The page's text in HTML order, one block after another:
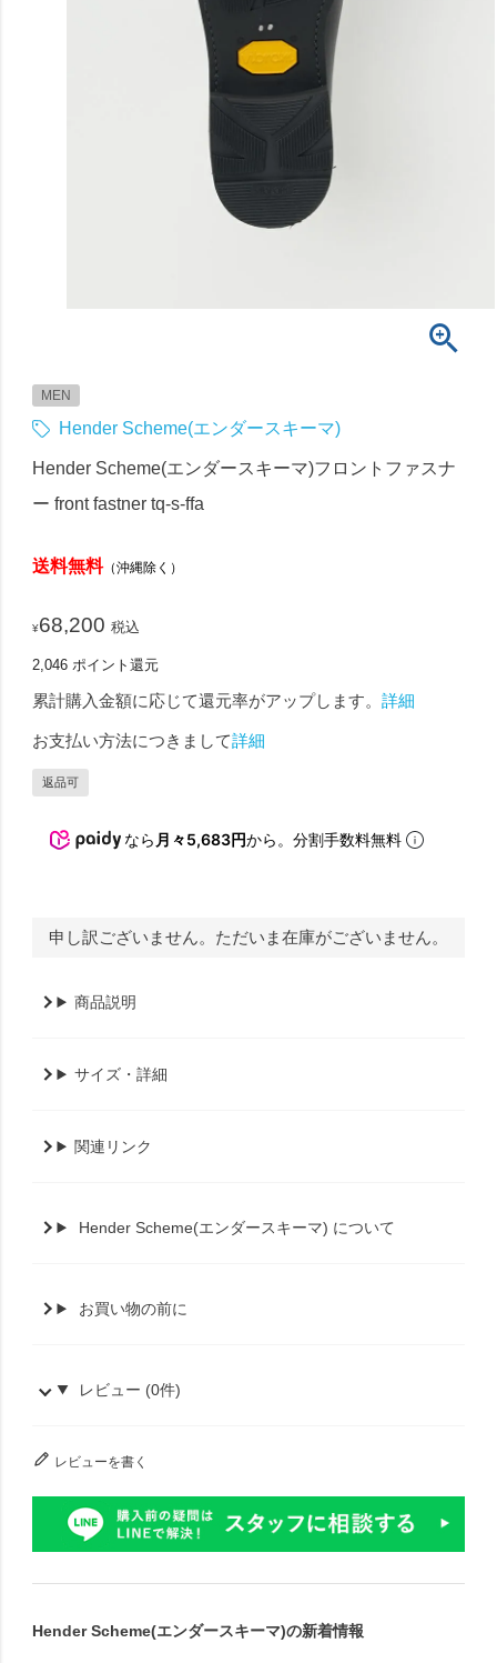
MEN
Hender Scheme(エンダースキーマ)
Hender Scheme(エンダースキーマ)フロントファスナ
ー front fastner tq-s-ffa
送料無料（沖縄除く）
¥68,200 税込
2,046 ポイント還元
累計購入金額に応じて還元率がアップします。詳細
お支払い方法につきまして詳細
返品可
なら 月々5,683円から。分割手数料無料
申し訳ございません。ただいま在庫がございません。
商品説明
サイズ・詳細
関連リンク
Hender Scheme(エンダースキーマ) について
お買い物の前に
レビュー (0件)
レビューを書く
Hender Scheme(エンダースキーマ)の新着情報